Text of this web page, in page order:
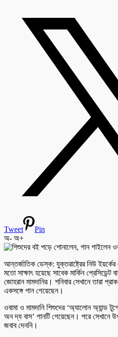
Tweet
Pin
অ- অ+
আন্তর্জাতিক ডেস্ক: যুক্তরাষ্ট্রের নিউ ইয়র্কের
মতো সাক্ষাৎ হয়েছে সাবেক মার্কিন প্রেসিডেন্ট
জোহরান মামদানির। শনিবার সেখানে তারা
একসঙ্গে গান গেয়েছেন।
ওবামা ও মামদানি শিশুদের ‘অ্যালোন অ্যান্ড
অন দ্য বাস’ গানটি গেয়েছেন। পরে সেখানে
জবাব দেননি।